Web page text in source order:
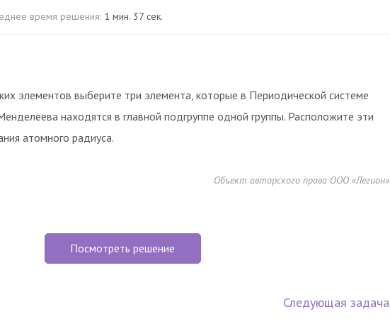
время решения: 1 мин. 37 сек.
элементов выберите три элемента, которые в Периодической системе
находятся в главной подгруппе одной группы. Расположите эти
атомного радиуса.
Объект авторского права ООО «Легион»
Посмотреть решение
Следующая задача